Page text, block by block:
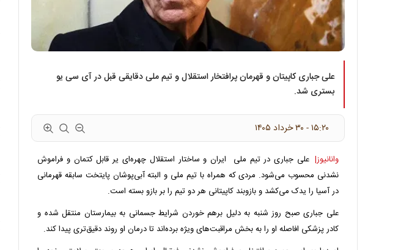
علی جباری کاپیتان و قهرمان پرافتخار استقلال و تیم ملی دقایقی قبل در آی سی یو
بستری شد.
۱۵:۲۰ - ۳۰ خرداد ۱۴۰۵
وانانیوز| علی جباری در تیم ملی ایران و ساختار استقلال چهره‌ای یر قابل کتمان و فراموش
نشدنی محسوب می‌شود. مردی که همراه با تیم ملی و البته آبی‌پوشان پایتخت سابقه قهرمانی
در آسیا را یدک می‌کشد و بازوبند کاپیتانی هر دو تیم را بر بازو بسته است.
علی جباری صبح روز شنبه به دلیل برهم خوردن شرایط جسمانی به بیمارستان منتقل شده و
کادر پزشکی افاصله او را به بخش مراقبت‌های ویژه برده‌اند تا درمان او روند دقیق‌تری پیدا کند.